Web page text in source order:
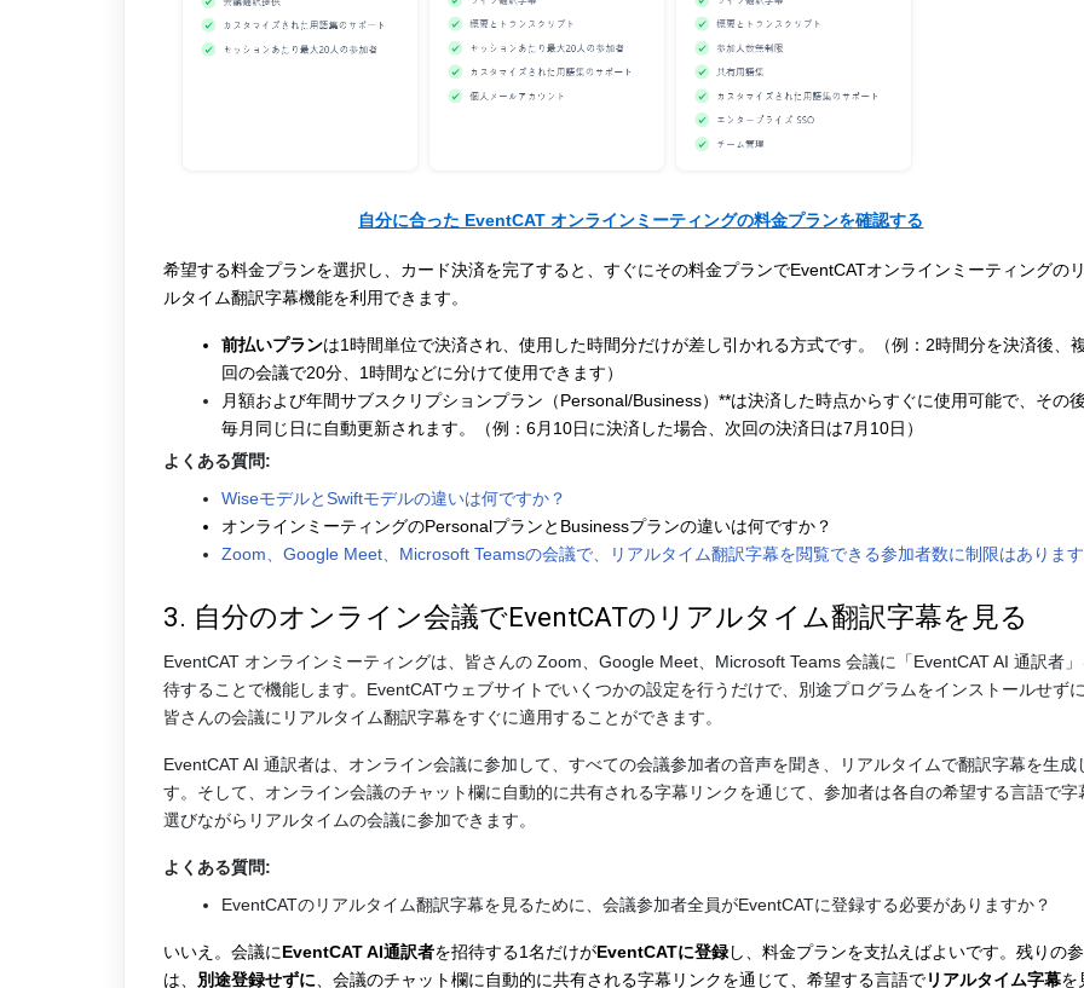
自分に合った EventCAT オンラインミーティングの料金プランを確認する
希望する料金プランを選択し、カード決済を完了すると、すぐにその料金プランでEventCATオンラインミーティングの
ルタイム翻訳字幕機能を利用できます。
前払いプランは1時間単位で決済され、使用した時間分だけが差し引かれる方式です。（例：2時間分を決済後、
回の会議で20分、1時間などに分けて使用できます）
月額および年間サブスクリプションプラン（Personal/Business）**は決済した時点からすぐに使用可能で、その
毎月同じ日に自動更新されます。（例：6月10日に決済した場合、次回の決済日は7月10日）
よくある質問:
WiseモデルとSwiftモデルの違いは何ですか？
オンラインミーティングのPersonalプランとBusinessプランの違いは何ですか？
Zoom、Google Meet、Microsoft Teamsの会議で、リアルタイム翻訳字幕を閲覧できる参加者数に制限はありま
3. 自分のオンライン会議でEventCATのリアルタイム翻訳字幕を見る
EventCAT オンラインミーティングは、皆さんの Zoom、Google Meet、Microsoft Teams 会議に「EventCAT AI 通訳者
待することで機能します。EventCATウェブサイトでいくつかの設定を行うだけで、別途プログラムをインストールせず
皆さんの会議にリアルタイム翻訳字幕をすぐに適用することができます。
EventCAT AI 通訳者は、オンライン会議に参加して、すべての会議参加者の音声を聞き、リアルタイムで翻訳字幕を生成
す。そして、オンライン会議のチャット欄に自動的に共有される字幕リンクを通じて、参加者は各自の希望する言語で字
選びながらリアルタイムの会議に参加できます。
よくある質問:
EventCATのリアルタイム翻訳字幕を見るために、会議参加者全員がEventCATに登録する必要がありますか？
いいえ。会議にEventCAT AI通訳者を招待する1名だけがEventCATに登録し、料金プランを支払えばよいです。残りの
は、 別途登録せずに 、会議のチャット欄に自動的に共有される字幕リンクを通じて、希望する言語でリアルタイム字幕を